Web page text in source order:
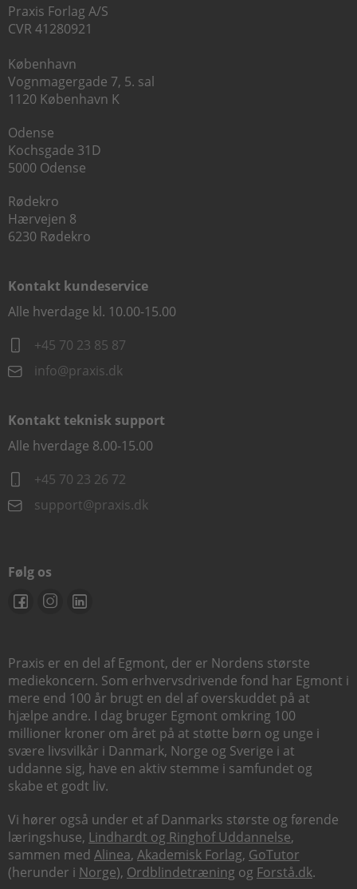
Praxis Forlag A/S
CVR 41280921
København
Vognmagergade 7, 5. sal
1120 København K
Odense
Kochsgade 31D
5000 Odense
Rødekro
Hærvejen 8
6230 Rødekro
Kontakt kundeservice
Alle hverdage kl. 10.00-15.00
+45 70 23 85 87
info@praxis.dk
Kontakt teknisk support
Alle hverdage 8.00-15.00
+45 70 23 26 72
support@praxis.dk
Følg os
Praxis er en del af Egmont, der er Nordens største
mediekoncern. Som erhvervsdrivende fond har Egmont i
mere end 100 år brugt en del af overskuddet på at
hjælpe andre. I dag bruger Egmont omkring 100
millioner kroner om året på at støtte børn og unge i
svære livsvilkår i Danmark, Norge og Sverige i at
uddanne sig, have en aktiv stemme i samfundet og
skabe et godt liv.
Vi hører også under et af Danmarks største og førende
læringshuse, Lindhardt og Ringhof Uddannelse,
sammen med Alinea, Akademisk Forlag, GoTutor
(herunder i Norge), Ordblindetræning og Forstå.dk.